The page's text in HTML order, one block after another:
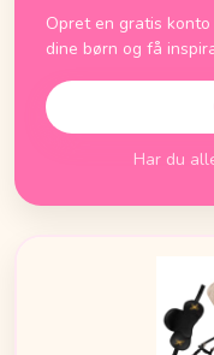
Opret en gratis
dine børn og få
Har du